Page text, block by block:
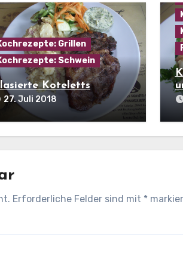
Grillen
Schwein
Koteletts
27. Juli 2018
Erforderliche Felder sind mit *